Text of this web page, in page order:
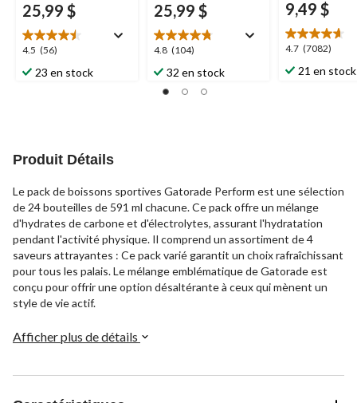
25,99 $
4.5 (56)
4.5
étoile(s)
sur
23 en stock
25,99 $
4.8 (104)
4.8
étoile(s)
sur
5.
32 en stock
9,49 $
4.7 (7082)
4.7
étoile(s)
sur
21 en stock
Produit Détails
Le pack de boissons sportives Gatorade Perform est une sélection
de 24 bouteilles de 591 ml chacune. Ce pack offre un mélange
d'hydrates de carbone et d'électrolytes, assurant l'hydratation
pendant l'activité physique. Il comprend un assortiment de 4
saveurs attrayantes : Ce pack varié garantit un choix rafraîchissant
pour tous les palais. Le mélange emblématique de Gatorade est
conçu pour offrir une option désaltérante à ceux qui mènent un
style de vie actif.
Afficher plus de détails